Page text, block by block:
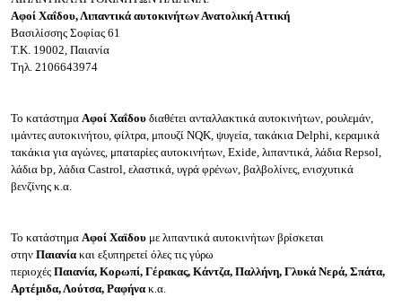
Αφοί Χαΐδου, Λιπαντικά αυτοκινήτων Ανατολική Αττική
Βασιλίσσης Σοφίας 61
Τ.Κ. 19002, Παιανία
Τηλ. 2106643974
Το κατάστημα Αφοί Χαΐδου διαθέτει ανταλλακτικά αυτοκινήτων, ρουλεμάν,
ιμάντες αυτοκινήτου, φίλτρα, μπουζί ΝQK, ψυγεία, τακάκια Delphi, κεραμικά
τακάκια για αγώνες, μπαταρίες αυτοκινήτων, Exide, λιπαντικά, λάδια Repsol,
λάδια bp, λάδια Castrol, ελαστικά, υγρά φρένων, βαλβολίνες, ενισχυτικά
βενζίνης κ.α.
Το κατάστημα Αφοί Χαϊδου με λιπαντικά αυτοκινήτων βρίσκεται
στην Παιανία και εξυπηρετεί όλες τις γύρω
περιοχές Παιανία, Κορωπί, Γέρακας, Κάντζα, Παλλήνη, Γλυκά Νερά, Σπάτα,
Αρτέμιδα, Λούτσα, Ραφήνα κ.α.